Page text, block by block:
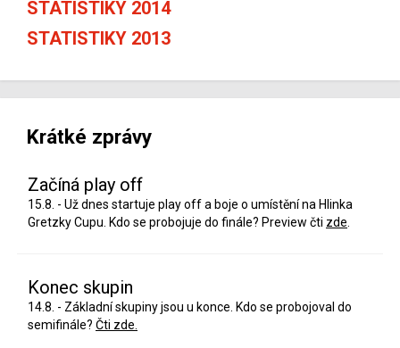
STATISTIKY 2014
STATISTIKY 2013
Krátké zprávy
Začíná play off
15.8. - Už dnes startuje play off a boje o umístění na Hlinka
Gretzky Cupu. Kdo se probojuje do finále? Preview čti zde
Konec skupin
14.8. - Základní skupiny jsou u konce. Kdo se probojoval do
semifinále? Čti zde.